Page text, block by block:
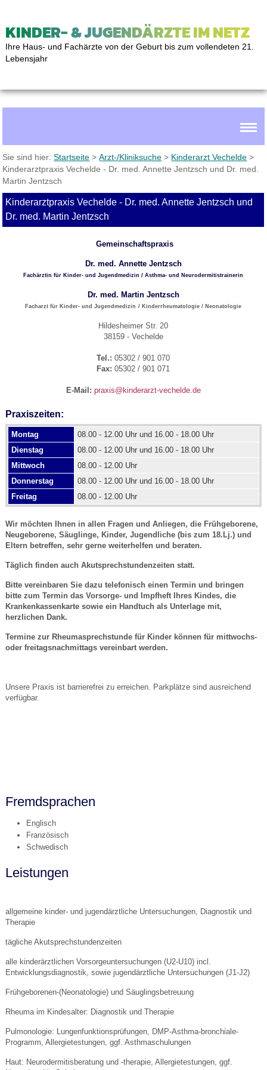
KINDER- & JUGENDÄRZTE IM NETZ
Ihre Haus- und Fachärzte von der Geburt bis zum vollendeten 21.
Lebensjahr
Sie sind hier:Startseite >Arzt-/Kliniksuche > Kinderarzt Vechelde >
Kinderarztpraxis Vechelde - Dr. med. Annette Jentzsch und Dr. med.
Martin Jentzsch
Kinderarztpraxis Vechelde - Dr. med. Annette Jentzsch und
Dr. med. Martin Jentzsch
Gemeinschaftspraxis
Dr. med. Annette Jentzsch
Fachärztin für Kinder- und Jugendmedizin / Asthma- und Neurodermitistrainerin
Dr. med. Martin Jentzsch
Facharzt für Kinder- und Jugendmedizin / Kinderrheumatologie / Neonatologie
Hildesheimer Str. 20
38159 - Vechelde
Tel.: 05302 / 901 070
Fax: 05302 / 901 071
E-Mail: praxis@kinderarzt-vechelde.de
Praxiszeiten:
Montag
08.00 - 12.00 Uhr und 16.00 - 18.00 Uhr
Dienstag
08.00 - 12.00 Uhr und 16.00 - 18.00 Uhr
Mittwoch
08.00 - 12.00 Uhr
Donnerstag
08.00 - 12.00 Uhr und 16.00 - 18.00 Uhr
Freitag
08.00 - 12.00 Uhr
Wir möchten Ihnen in allen Fragen und Anliegen, die Frühgeborene,
Neugeborene, Säuglinge, Kinder, Jugendliche (bis zum 18.Lj.) und
Eltern betreffen, sehr gerne weiterhelfen und beraten.
Täglich finden auch Akutsprechstundenzeiten statt.
Bitte vereinbaren Sie dazu telefonisch einen Termin und bringen
bitte zum Termin das Vorsorge- und Impfheft Ihres Kindes, die
Krankenkassenkarte sowie ein Handtuch als Unterlage mit,
herzlichen Dank.
Termine zur Rheumasprechstunde für Kinder können für mittwochs-
oder freitagsnachmittags vereinbart werden.
Unsere Praxis ist barrierefrei zu erreichen. Parkplätze sind ausreichend
verfügbar.
Fremdsprachen
Englisch
Französisch
Schwedisch
Leistungen
allgemeine kinder- und jugendärztliche Untersuchungen, Diagnostik und
Therapie
tägliche Akutsprechstundenzeiten
alle kinderärztlichen Vorsorgeuntersuchungen (U2-U10) incl.
Entwicklungsdiagnostik, sowie jugendärztliche Untersuchungen (J1-J2)
Frühgeborenen-(Neonatologie) und Säuglingsbetreuung
Rheuma im Kindesalter: Diagnostik und Therapie
Pulmonologie: Lungenfunktionsprüfungen, DMP-Asthma-bronchiale-
Programm, Allergietestungen, ggf. Asthmaschulungen
Haut: Neurodermitisberatung und -therapie, Allergietestungen, ggf.